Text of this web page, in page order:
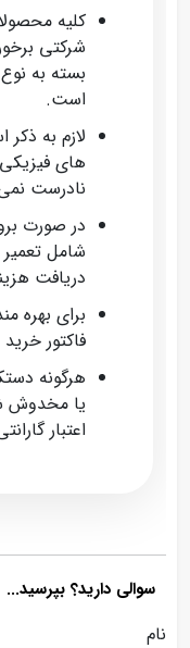
کلیه
شرکتی
است.
لازم به
های
نادرست
در صورت
شامل
دریافت
برای بهره‌
فاکتور
هرگونه
یا مخدوش
اعتبار
سوالی دارید؟ بپرسید...
نام